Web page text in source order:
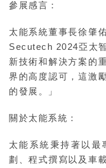
參展感言：
太能系統董事長徐肇
Secutech 2024亞太
新技術和解決方案的
界的高度認可，這激
的發展。」
關於太能系統：
太能系統秉持著以最
劃、程式撰寫以及車